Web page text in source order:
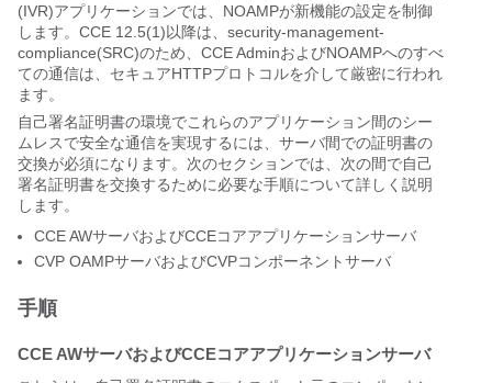
(IVR)アプリケーションでは、NOAMPが新機能の設定を制御
します。CCE 12.5(1)以降は、security-management-
compliance(SRC)のため、CCE AdminおよびNOAMPへのすべ
ての通信は、セキュアHTTPプロトコルを介して厳密に行われ
ます。
自己署名証明書の環境でこれらのアプリケーション間のシー
ムレスで安全な通信を実現するには、サーバ間での証明書の
交換が必須になります。次のセクションでは、次の間で自己
署名証明書を交換するために必要な手順について詳しく説明
します。
CCE AWサーバおよびCCEコアアプリケーションサーバ
CVP OAMPサーバおよびCVPコンポーネントサーバ
手順
CCE AWサーバおよびCCEコアアプリケーションサーバ